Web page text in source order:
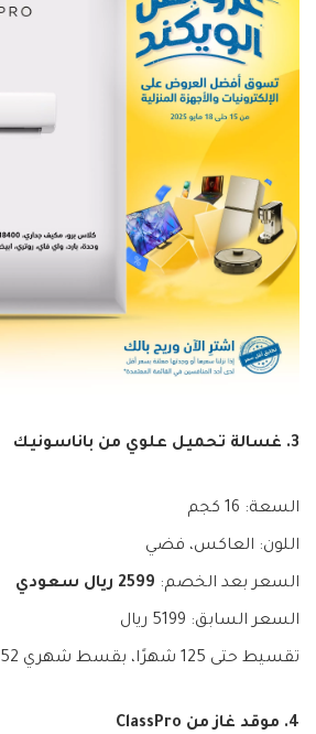
3. غسالة تحميل علوي من باناسونيك
السعة: 16 كجم
اللون: العاكس، فضي
السعر بعد الخصم: 2599 ريال سعودي
السعر السابق: 5199 ريال
تقسيط حتى 125 شهرًا، بقسط شهري 52 ريال
4. موقد غاز من ClassPro